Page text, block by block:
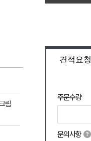
견적요청
주문수량
문의사항
림